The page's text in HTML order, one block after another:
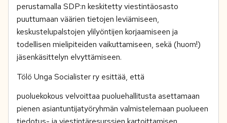
perustamalla SDP:n keskitetty viestintäosasto
puuttumaan väärien tietojen leviämiseen,
keskustelupalstojen ylilyöntijen korjaamiseen ja
todellisen mielipiteiden vaikuttamiseen, sekä (huom!)
jäsenkäsittelyn elvyttämiseen.
Tölö Unga Socialister ry esittää, että
puoluekokous velvoittaa puoluehallitusta asettamaan
pienen asiantuntijatyöryhmän valmistelemaan puolueen